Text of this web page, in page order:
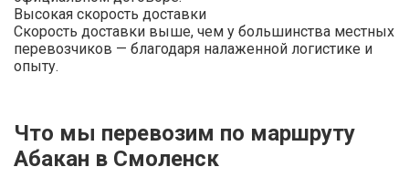
Высокая скорость доставки
Скорость доставки выше, чем у большинства местных
перевозчиков — благодаря налаженной логистике и
опыту.
Что мы перевозим по маршруту
Абакан в Смоленск